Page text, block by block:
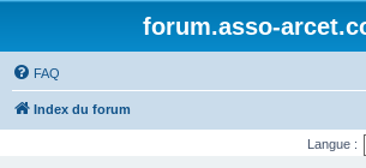
forum.asso-
FAQ
Index du forum
Langue :